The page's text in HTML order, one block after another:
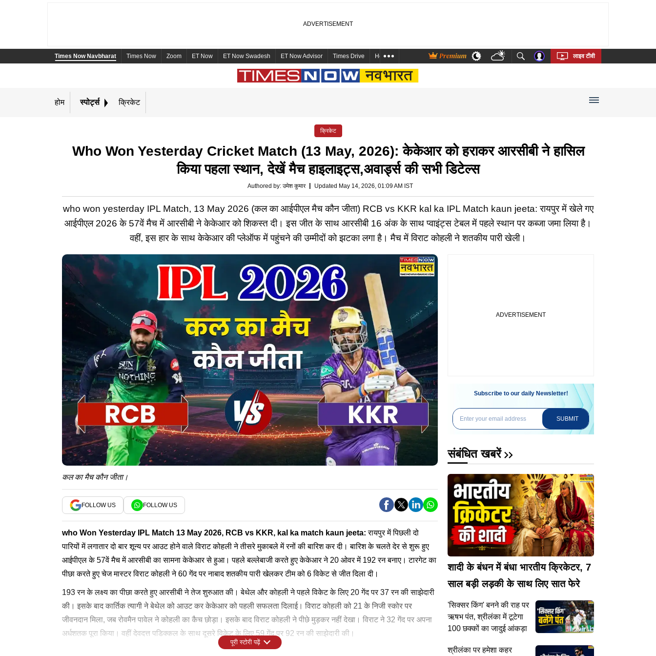
Times Now Navbharat Times Now Zoom ET Now ET Now Swadesh ET Now Advisor Times Drive Health and Me Marathi Bengali Telugu Tamil Kannada Malayalam
लाइव टीवी
होम स्पोर्ट्स क्रिकेट
क्रिकेट
Who Won Yesterday Cricket Match (13 May, 2026): केकेआर को हराकर आरसीबी ने हासिल
किया पहला स्थान, देखें मैच हाइलाइट्स,अवार्ड्स की सभी डिटेल्स
Authored by: उमेश कुमार Updated May 14, 2026, 01:09 AM IST
who won yesterday IPL Match, 13 May 2026 (कल का आईपीएल मैच कौन जीता) RCB vs KKR kal ka IPL Match kaun jeeta: रायपुर में खेले गए
आईपीएल 2026 के 57वें मैच में आरसीबी ने केकेआर को शिकस्त दी। इस जीत के साथ आरसीबी 16 अंक के साथ प्वाइंट्स टेबल में पहले स्थान पर कब्जा जमा लिया है।
वहीं, इस हार के साथ केकेआर की प्लेऑफ में पहुंचने की उम्मीदों को झटका लगा है। मैच में विराट कोहली ने शतकीय पारी खेली।
कल का मैच कौन जीता।
FOLLOW US FOLLOW US
who Won Yesterday IPL Match 13 May 2026, RCB vs KKR, kal ka match kaun jeeta: रायपुर में पिछली दो
पारियों में लगातार दो बार शून्य पर आउट होने वाले विराट कोहली ने तीसरे मुकाबले में रनों की बारिश कर दी। बारिश के चलते देर से शुरू हुए
आईपीएल के 57वें मैच में आरसीबी का सामना केकेआर से हुआ। पहले बल्लेबाजी करते हुए केकेआर ने 20 ओवर में 192 रन बनाए। टारगेट का
पीछा करते हुए चेज मास्टर विराट कोहली ने 60 गेंद पर नाबाद शतकीय पारी खेलकर टीम को 6 विकेट से जीत दिला दी।
193 रन के लक्ष्य का पीछा करते हुए आरसीबी ने तेज शुरुआत की। बेथेल और कोहली ने पहले विकेट के लिए 20 गेंद पर 37 रन की साझेदारी
की। इसके बाद कार्तिक त्यागी ने बेथेल को आउट कर केकेआर को पहली सफलता दिलाई। विराट कोहली को 21 के निजी स्कोर पर
जीवनदान मिला, जब रोवमैन पावेल ने कोहली का कैच छोड़ा। इसके बाद विराट कोहली ने पीछे मुड़कर नहीं देखा। विराट ने 32 गेंद पर अपना
अर्धशतक पूरा किया। वहीं देवदत्त पडिक्कल के साथ दूसरे विकेट के लिए 59 गेंद पर 92 रन की साझेदारी की।
पूरी स्टोरी पढ़ें
Subscribe to our daily Newsletter!
SUBMIT
संबंधित खबरें
शादी के बंधन में बंधा भारतीय क्रिकेटर, 7
साल बड़ी लड़की के साथ लिए सात फेरे
'सिक्सर किंग' बनने की राह पर
ऋषभ पंत, श्रीलंका में टूटेगा
100 छक्कों का जादुई आंकड़ा
श्रीलंका पर हमेशा कहर